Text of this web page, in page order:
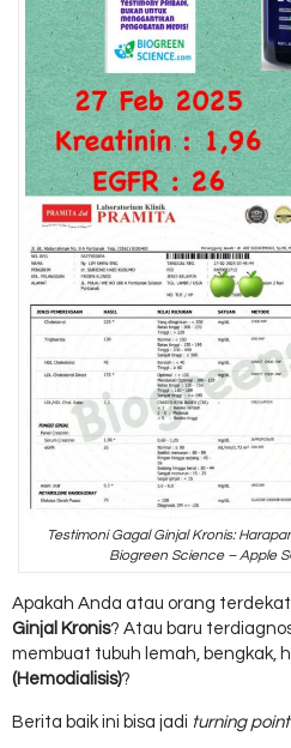
Testimoni Gagal Ginjal Kronis:
Biogreen Science – Apple
Apakah Anda atau orang
Ginjal Kronis? Atau baru
membuat tubuh lemah, bengkak,
(Hemodialisis)?
Berita baik ini bisa jadi turning point